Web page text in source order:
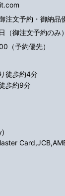
注文予約・御納品
（御注文予約のみ）
（予約優先）
徒歩約4分
歩約9分